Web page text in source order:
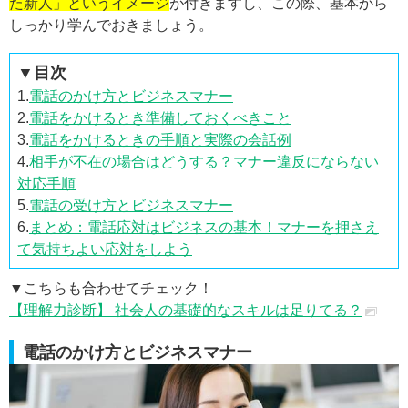
た新人」というイメージが付きますし、この際、基本から
しっかり学んでおきましょう。
▼目次
1.電話のかけ方とビジネスマナー
2.電話をかけるとき準備しておくべきこと
3.電話をかけるときの手順と実際の会話例
4.相手が不在の場合はどうする？マナー違反にならない
対応手順
5.電話の受け方とビジネスマナー
6. まとめ：電話応対はビジネスの基本！マナーを押さえ
て気持ちよい応対をしよう
▼こちらも合わせてチェック！
【理解力診断】 社会人の基礎的なスキルは足りてる？
電話のかけ方とビジネスマナー